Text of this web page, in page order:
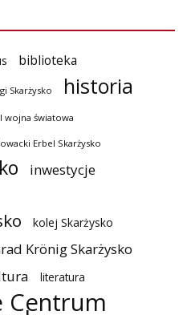
biblioteka
Skarżysko historia
wojna światowa
Erbel Skarżysko
inwestycje
kolej Skarżysko
Krönig Skarżysko
literatura
Centrum